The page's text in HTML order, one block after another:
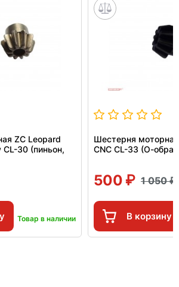
ZC Leopard
30 (пиньон,
Товар в наличии
Шестерня
CNC CL-33 (О-
500 1 050
В корзину